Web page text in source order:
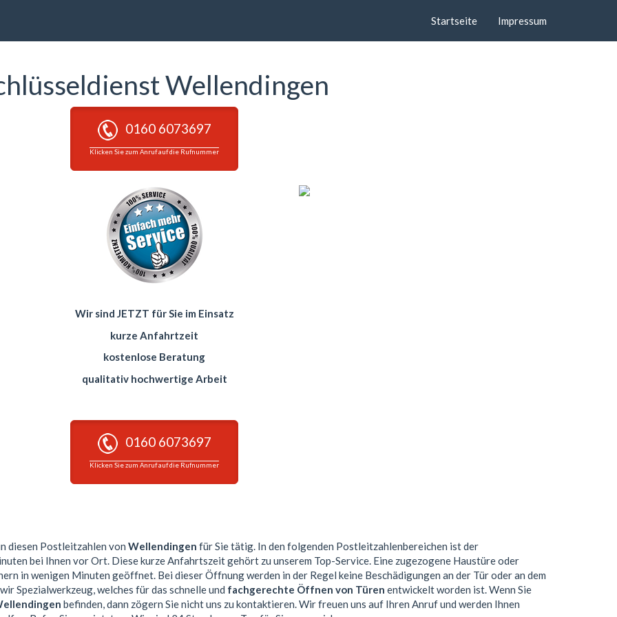
Startseite Impressum
Wellendingen
0160 6073697
Klicken Sie zum Anruf auf die Rufnummer
Wir sind JETZT für Sie im Einsatz
kurze Anfahrtzeit
kostenlose Beratung
qualitativ hochwertige Arbeit
0160 6073697
Klicken Sie zum Anruf auf die Rufnummer
diesen Postleitzahlen von Wellendingen für Sie tätig. In den folgenden Postleitzahlenbereichen ist der
bei Ihnen vor Ort. Diese kurze Anfahrtszeit gehört zu unserem Top-Service. Eine zugezogene Haustüre oder
in wenigen Minuten geöffnet. Bei dieser Öffnung werden in der Regel keine Beschädigungen an der Tür oder an dem
Spezialwerkzeug, welches für das schnelle und fachgerechte Öffnen von Türen entwickelt worden ist. Wenn Sie
befinden, dann zögern Sie nicht uns zu kontaktieren. Wir freuen uns auf Ihren Anruf und werden Ihnen